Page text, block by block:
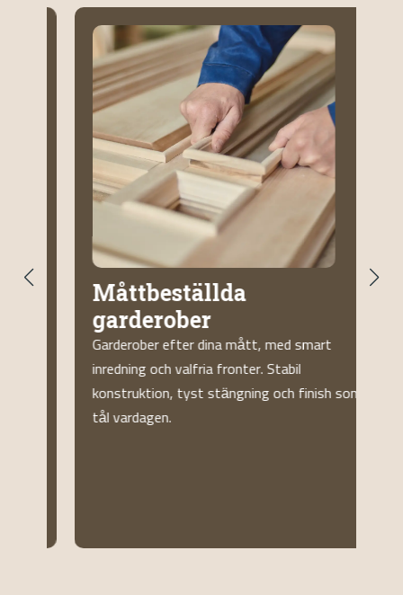
Måttbeställda
garderober
Garderober efter dina mått, med smart
inredning och valfria fronter. Stabil
konstruktion, tyst stängning och finish som
tål vardagen.